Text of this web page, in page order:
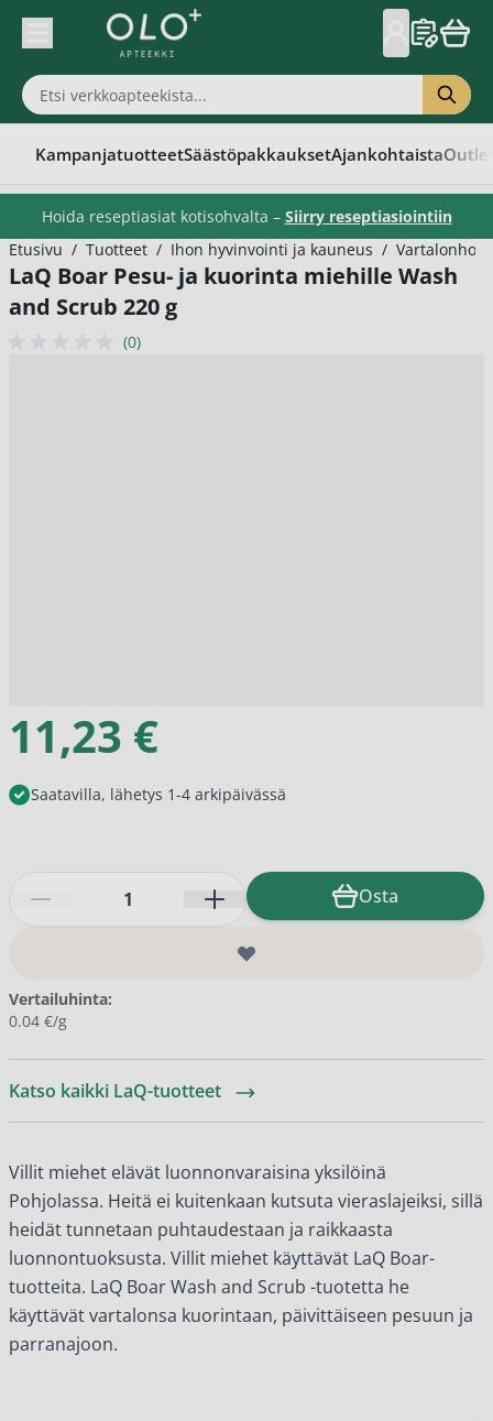
Skip to Content
KampanjatuotteetSäästöpakkauksetAjankohtaista
Hoida reseptiasiat kotisohvalta – Siirry reseptiasiointiin
Etusivu / Tuotteet / Ihon hyvinvointi ja kauneus /
LaQ Boar Pesu- ja kuorinta miehille Wash
and Scrub 220 g
(0)
11,23 €
Saatavilla, lähetys 1-4 arkipäivässä
Osta
Vertailuhinta:
0.04 €/g
Katso kaikki LaQ-tuotteet
Villit miehet elävät luonnonvaraisina yksilöinä
Pohjolassa. Heitä ei kuitenkaan kutsuta vieraslajeiksi, sillä
heidät tunnetaan puhtaudestaan ja raikkaasta
luonnontuoksusta. Villit miehet käyttävät LaQ Boar-
tuotteita. LaQ Boar Wash and Scrub -tuotetta he
käyttävät vartalonsa kuorintaan, päivittäiseen pesuun ja
parranajoon.